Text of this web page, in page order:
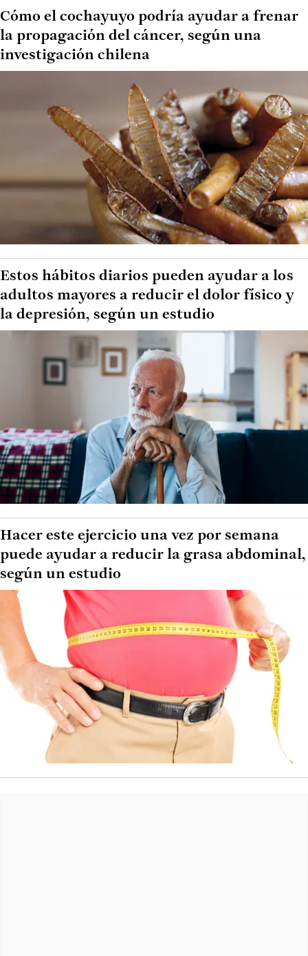
Cómo el cochayuyo podría ayudar a frenar
la propagación del cáncer, según una
investigación chilena
Estos hábitos diarios pueden ayudar a los
adultos mayores a reducir el dolor físico y
la depresión, según un estudio
Hacer este ejercicio una vez por semana
puede ayudar a reducir la grasa abdominal,
según un estudio